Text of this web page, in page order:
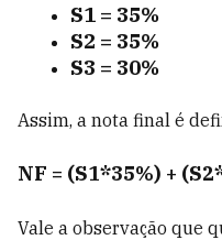
S1 = 35%
S2 = 35%
S3 = 30%
Assim, a nota final é
NF = (S1*35%) +
Vale a observação que